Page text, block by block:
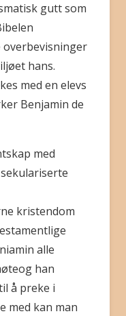
gutt som
overbevisninger
hans.
med en elevs
Benjamin de
med
kristendom
alle
han
å preke i
med kan man